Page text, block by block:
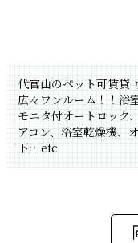
代官山のペット可賃貸
広々ワンルーム！！
モニタ付オートロック
アコン、浴室乾燥機、
下…etc